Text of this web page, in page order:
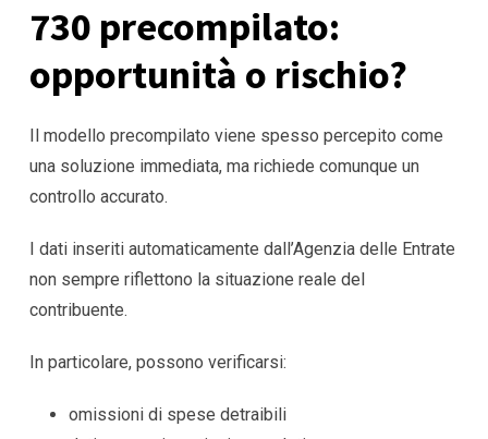
730 precompilato:
opportunità o rischio?
Il modello precompilato viene spesso percepito come
una soluzione immediata, ma richiede comunque un
controllo accurato.
I dati inseriti automaticamente dall’Agenzia delle Entrate
non sempre riflettono la situazione reale del
contribuente.
In particolare, possono verificarsi:
omissioni di spese detraibili